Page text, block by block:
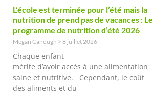
L’école est terminée pour l’été mais la
nutrition de prend pas de vacances : Le
programme de nutrition d’été 2026
Megan Canough 8 juillet 2026
Chaque enfant
mérite d’avoir accès à une alimentation
saine et nutritive. Cependant, le coût
des aliments et du